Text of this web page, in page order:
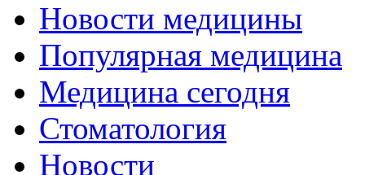
Новости медицины
Популярная медицина
Медицина сегодня
Стоматология
Новости